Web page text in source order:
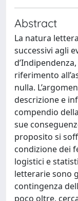
Abstract
La natura
successivi agli
riferimento
nulla.
descrizione e
compendio
sue
proposito si
condizione dei
logistici e
letterarie sono
contingenza
poco oltre,